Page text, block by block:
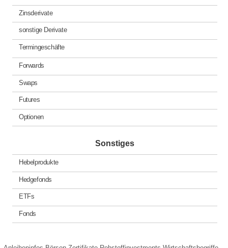
Zinsderivate
sonstige Derivate
Termingeschäfte
Forwards
Swaps
Futures
Optionen
Sonstiges
Hebelprodukte
Hedgefonds
ETFs
Fonds